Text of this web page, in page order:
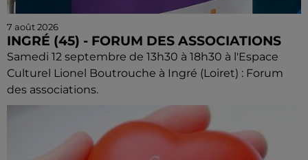
7 août 2026
INGRÉ (45) - FORUM DES ASSOCIATIONS
Samedi 12 septembre de 13h30 à 18h30 à l'Espace
Culturel Lionel Boutrouche à Ingré (Loiret) : Forum
des associations.